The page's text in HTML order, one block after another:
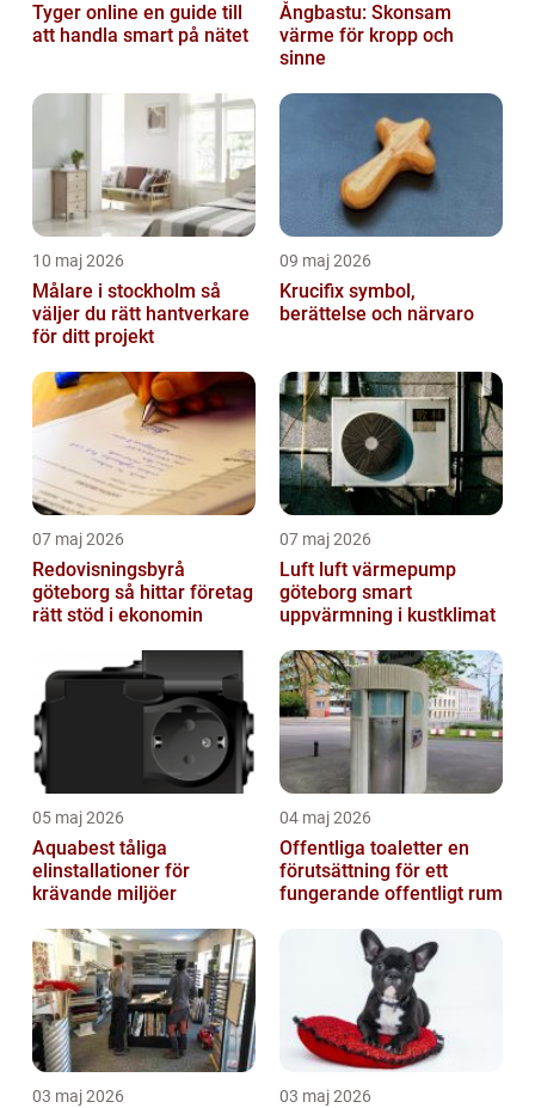
Tyger online en guide till
att handla smart på nätet
Ångbastu: Skonsam
värme för kropp och
sinne
10 maj 2026
Målare i stockholm så
väljer du rätt hantverkare
för ditt projekt
09 maj 2026
Krucifix symbol,
berättelse och närvaro
07 maj 2026
Redovisningsbyrå
göteborg så hittar företag
rätt stöd i ekonomin
07 maj 2026
Luft luft värmepump
göteborg smart
uppvärmning i kustklimat
05 maj 2026
Aquabest tåliga
elinstallationer för
krävande miljöer
04 maj 2026
Offentliga toaletter en
förutsättning för ett
fungerande offentligt rum
03 maj 2026 03 maj 2026